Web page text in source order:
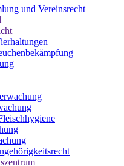
und Vereinsrecht